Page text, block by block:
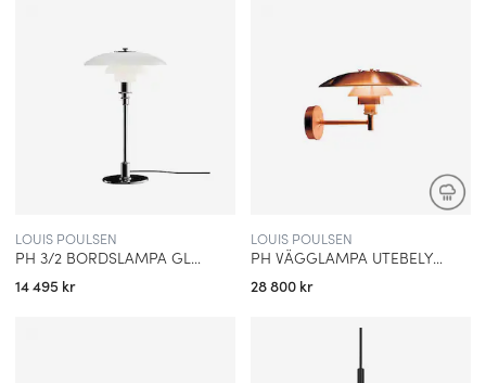
LOUIS POULSEN
PH 3/2 BORDSLAMPA GLASS/CHROME
14 495 kr
LOUIS POULSEN
PH VÄGGLAMPA UTEBELYSNING COPPER
28 800 kr